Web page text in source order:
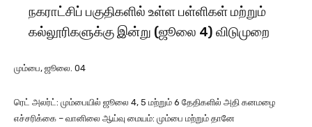
நகராட்சிப் பகுதிகளில் உள்ள பள்ளிகள் மற்றும்
கல்லூரிகளுக்கு இன்று (ஜூலை 4) விடுமுறை
மும்பை, ஜூலை. 04
ரெட் அலர்ட்: மும்பையில் ஜூலை 4, 5 மற்றும் 6 தேதிகளில் அதி கனமழை
எச்சரிக்கை – வானிலை ஆய்வு மையம்: மும்பை மற்றும் தானே